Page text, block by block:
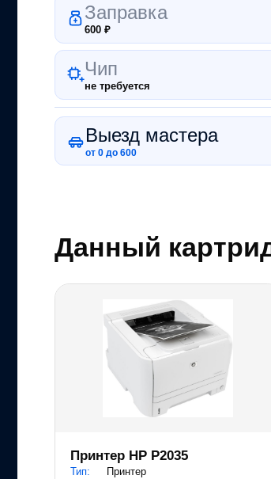
Заправка
600₽
Чип
не требуется
Выезд мастера
от 0 до 600
Данный
Принтер HP P2035
Тип:
Принтер